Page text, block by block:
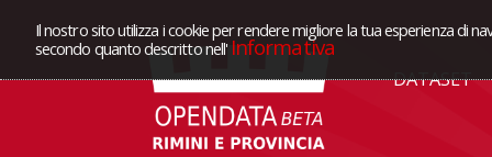
Il nostro sito utilizza i cookie per rendere migliore la tua esperienza di
secondo quanto descritto nell' Informativa
DATASET